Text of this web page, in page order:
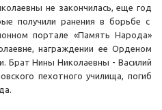
не закончилась, еще год
получили ранения в борьбе с
портале «Память Народа»
награждении ее Орденом
Брат Нины Николаевны - Василий
пехотного училища, погиб